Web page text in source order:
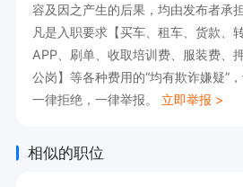
容及因之产生的后果，均由发布者承
凡是入职要求【买车、租车、货款、
APP、刷单、收取培训费、服装费、
公岗】等各种费用的“均有欺诈嫌疑”
一律拒绝，一律举报。 立即举报 >
相似的职位